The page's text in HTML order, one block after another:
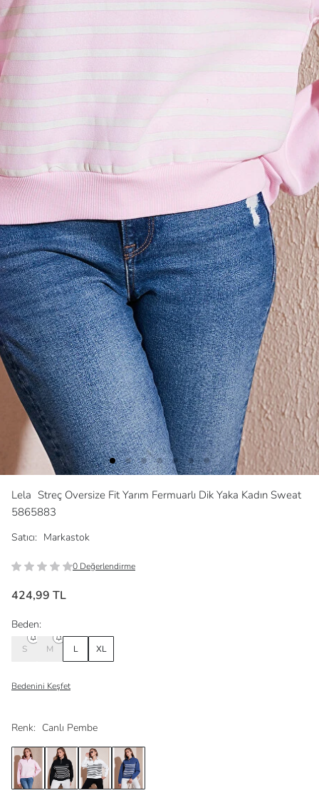
Lela Streç Oversize Fit Yarım Fermuarlı Dik Yaka Kadın Sweat
5865883
Satıcı: Markastok
0 Değerlendirme
424,99 TL
Renk: Canlı Pembe
Beden:
S M L XL
Bedenini Keşfet